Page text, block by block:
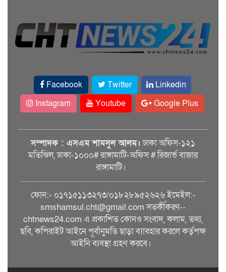
Facebook Twitter
Linkedin
Instagram
Youtube Google Plus
সম্পাদক : এসএম শামসুল আলম। ঢাকা অফিস-১২১
মতিঝিল, ঢাকা-১০০০# রাঙ্গামাটি-অফিস # রিজার্ভ বাজার
রাঙ্গামাটি।
ফোন:- ০১৭১৫১১৩২৭৩/০১৮২৮৯৫২৬২৬ ইমেইল:-
smshamsul.cht@gmail.com সতর্কীকরণ--
chtnews24.com এ প্রকাশিত কোনও সংবাদ, কলাম, তথ্য,
ছবি, কপিরাইট আইনে পূর্বানুমতি ছাড়া ব্যাবহার করলে কর্তৃপক্ষ
আইনি ব্যবস্থা গ্রহণ করবে।